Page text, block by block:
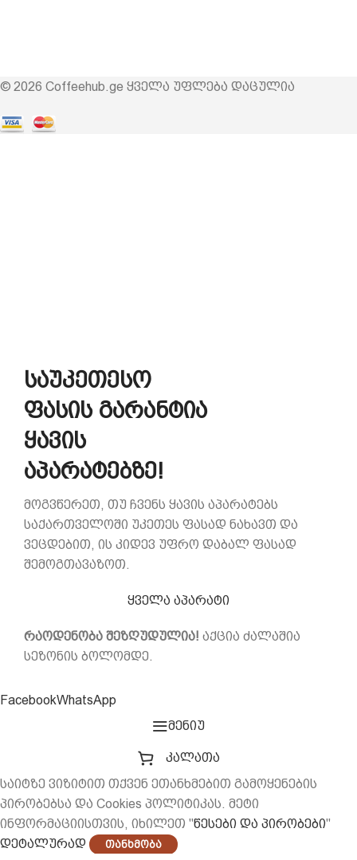
© 2026 Coffeehub.ge ყველა უფლება დაცულია
საუკეთესო
ფასის გარანტია
ყავის
აპარატებზე!
მოგვწერეთ, თუ ჩვენს ყავის აპარატებს
საქართველოში უკეთეს ფასად ნახავთ და
ვეცდებით, ის კიდევ უფრო დაბალ ფასად
შემოგთავაზოთ.
ყველა აპარატი
რაოდენობა შეზღუდულია! აქცია ძალაშია
სეზონის ბოლომდე.
FacebookWhatsApp
მენიუ
კალათა
საიტზე ვიზიტით თქვენ ეთანხმებით გამოყენების
პირობებსა და Cookies პოლიტიკას. მეტი
ინფორმაციისთვის, იხილეთ "წესები და პირობები"
დეტალურად
Თანხმობა